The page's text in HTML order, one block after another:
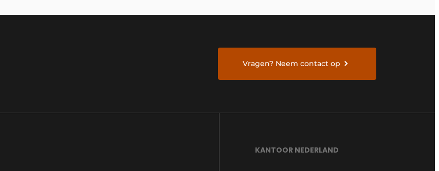
Vragen? Neem contact op
KANTOOR NEDERLAND